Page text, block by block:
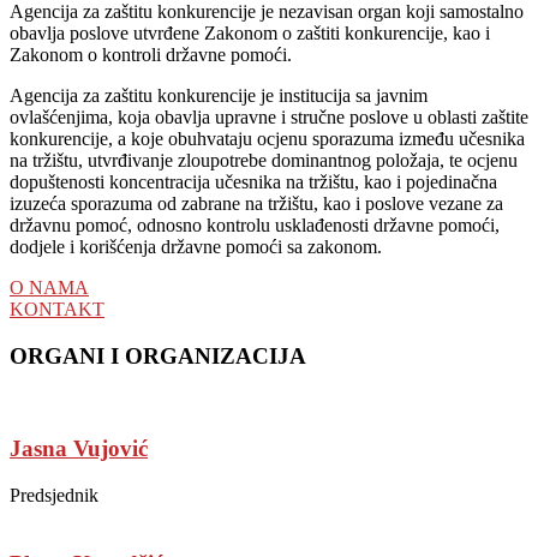
Agencija za zaštitu konkurencije je nezavisan organ koji samostalno
obavlja poslove utvrđene Zakonom o zaštiti konkurencije, kao i
Zakonom o kontroli državne pomoći.
Agencija za zaštitu konkurencije je institucija sa javnim
ovlašćenjima, koja obavlja upravne i stručne poslove u oblasti zaštite
konkurencije, a koje obuhvataju ocjenu sporazuma između učesnika
na tržištu, utvrđivanje zloupotrebe dominantnog položaja, te ocjenu
dopuštenosti koncentracija učesnika na tržištu, kao i pojedinačna
izuzeća sporazuma od zabrane na tržištu, kao i poslove vezane za
državnu pomoć, odnosno kontrolu usklađenosti državne pomoći,
dodjele i korišćenja državne pomoći sa zakonom.
O NAMA
KONTAKT
ORGANI I ORGANIZACIJA
Jasna Vujović
Predsjednik